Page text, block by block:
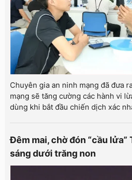
Chuyên gia an ninh mạng đã đưa
mạng sẽ tăng cường các hành vi
dùng khi bắt đầu chiến dịch xác
Đêm mai, chờ đón “cầu lửa”
sáng dưới trăng non